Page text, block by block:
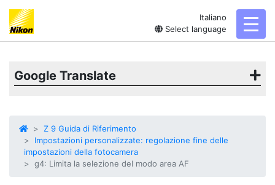
Italiano
Select language
Google Translate
Z 9 Guida di Riferimento
Impostazioni personalizzate: regolazione fine delle
impostazioni della fotocamera
g4: Limita la selezione del modo area AF